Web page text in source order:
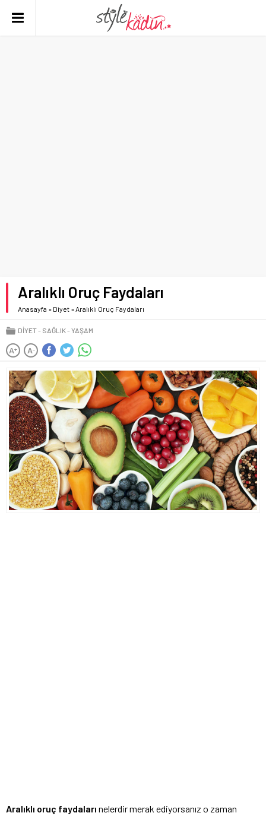
Aralıklı Oruç Faydaları
Anasayfa » Diyet »Aralıklı Oruç Faydaları
DIYET SAĞLIK YAŞAM
A+ A-
Aralıklı oruç faydaları nelerdir merak ediyorsanız o zaman